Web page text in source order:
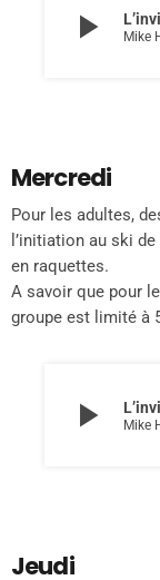
play_arrow Mike
Mercredi
Pour les adultes,
l’initiation au ski
en raquettes.
A savoir que pour
groupe est limité à
play_arrow Mike
Jeudi